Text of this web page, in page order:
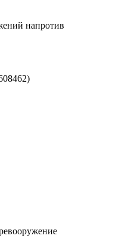
напротив